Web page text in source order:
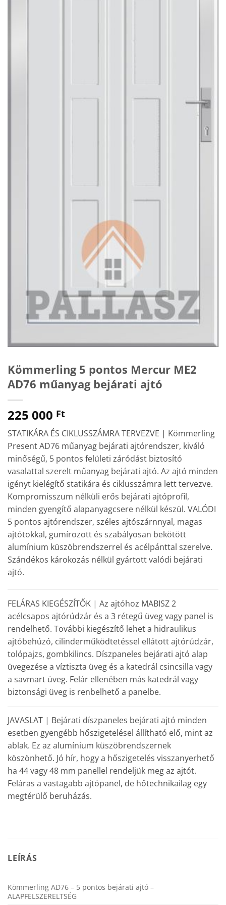
Kömmerling 5 pontos Mercur ME2
AD76 műanyag bejárati ajtó
225 000 Ft
STATIKÁRA ÉS CIKLUSSZÁMRA TERVEZVE | Kömmerling
Present AD76 műanyag bejárati ajtórendszer, kiváló
minőségű, 5 pontos felületi záródást biztosító
vasalattal szerelt műanyag bejárati ajtó. Az ajtó minden
igényt kielégítő statikára és ciklusszámra lett tervezve.
Kompromisszum nélküli erős bejárati ajtóprofil,
minden gyengítő alapanyagcsere nélkül készül. VALÓDI
5 pontos ajtórendszer, széles ajtószárnnyal, magas
ajtótokkal, gumírozott és szabályosan bekötött
alumínium küszöbrendszerrel és acélpánttal szerelve.
Szándékos károkozás nélkül gyártott valódi bejárati
ajtó.
FELÁRAS KIEGÉSZÍTŐK | Az ajtóhoz MABISZ 2
acélcsapos ajtórúdzár és a 3 rétegű üveg vagy panel is
rendelhető. További kiegészítő lehet a hidraulikus
ajtóbehúzó, cilinderműködtetéssel ellátott ajtórúdzár,
tolópajzs, gombkilincs. Díszpaneles bejárati ajtó alap
üvegezése a víztiszta üveg és a katedrál csincsilla vagy
a savmart üveg. Felár ellenében más katedrál vagy
biztonsági üveg is renbelhető a panelbe.
JAVASLAT | Bejárati díszpaneles bejárati ajtó minden
esetben gyengébb hőszigetelésel állítható elő, mint az
ablak. Ez az alumínium küszöbrendszernek
köszönhető. Jó hír, hogy a hőszigetelés visszanyerhető
ha 44 vagy 48 mm panellel rendeljük meg az ajtót.
Feláras a vastagabb ajtópanel, de hőtechnikailag egy
megtérülő beruházás.
LEÍRÁS
Kömmerling AD76 – 5 pontos bejárati ajtó –
ALAPFELSZERELTSÉG